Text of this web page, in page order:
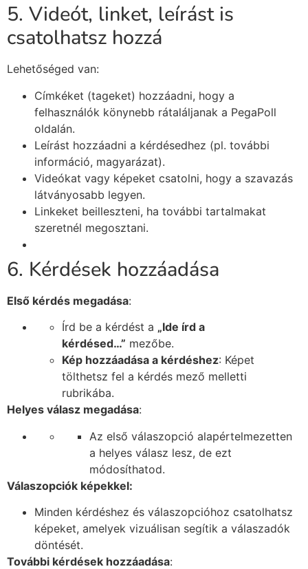
5. Videót, linket, leírást is
csatolhatsz hozzá
Lehetőséged van:
Címkéket (tageket) hozzáadni, hogy a
felhasználók könynebb rátaláljanak a PegaPoll
oldalán.
Leírást hozzáadni a kérdésedhez (pl. további
információ, magyarázat).
Videókat vagy képeket csatolni, hogy a szavazás
látványosabb legyen.
Linkeket beilleszteni, ha további tartalmakat
szeretnél megosztani.
6. Kérdések hozzáadása
Első kérdés megadása:
Írd be a kérdést a „Ide írd a
kérdésed…” mezőbe.
Kép hozzáadása a kérdéshez: Képet
tölthetsz fel a kérdés mező melletti
rubrikába.
Helyes válasz megadása:
Az első válaszopció alapértelmezetten
a helyes válasz lesz, de ezt
módosíthatod.
Válaszopciók képekkel:
Minden kérdéshez és válaszopcióhoz csatolhatsz
képeket, amelyek vizuálisan segítik a válaszadók
döntését.
További kérdések hozzáadása: